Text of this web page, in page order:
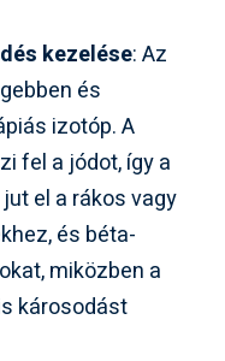
kezelése: Az
és
izotóp. A
fel a jódot, így a
el a rákos vagy
és béta-
miközben a
károsodást